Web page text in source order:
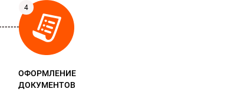
ОФОРМЛЕНИЕ
ДОКУМЕНТОВ